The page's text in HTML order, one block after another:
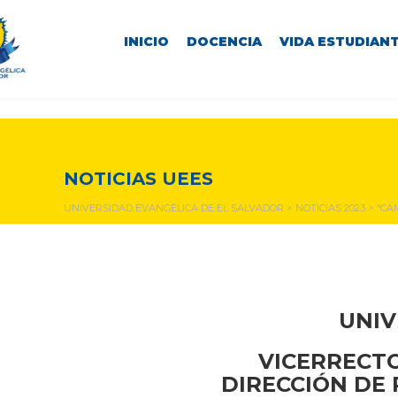
INICIO DOCENCIA VIDA
NOTICIAS UEES
UNIVERSIDAD EVANGÉLICA DE EL SALVADOR > NOTICIAS 2023 >
DIRECCIÓN DE